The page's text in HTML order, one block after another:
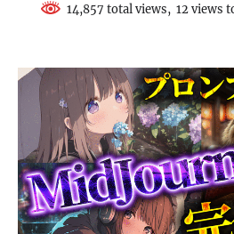
14,857 total views, 12 views